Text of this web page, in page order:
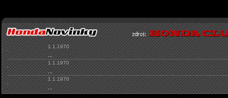
1.1.1970
1.1.1970
1.1.1970